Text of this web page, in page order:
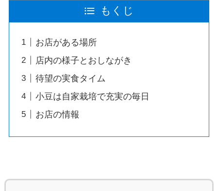
もくじ
お店がある場所
店内の様子とおしながき
待望の実食タイム
小豆は自家栽培で充実の毎日
お店の情報